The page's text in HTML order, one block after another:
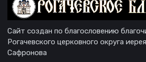
Сайт создан по благословению
Рогачевского церковного округа
Сафронова